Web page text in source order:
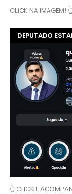
CLICK NA IMAGEM! 👆
DEPUTADO
👆 CLICK E